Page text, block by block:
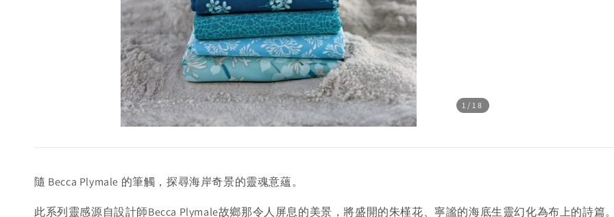
1 /18
隨 Becca Plymale 的筆觸，探尋海岸奇景的靈魂意蘊。
此系列靈感源自設計師Becca Plymale故鄉那令人屏息的美景，將盛開的朱槿花、寧謐的海底生靈幻化為布上的詩篇。